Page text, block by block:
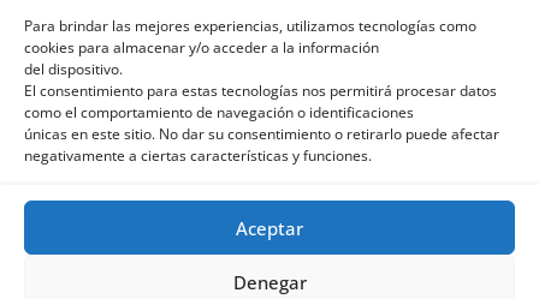
Para brindar las mejores experiencias, utilizamos tecnologías como
cookies para almacenar y/o acceder a la información
del dispositivo.
El consentimiento para estas tecnologías nos permitirá procesar datos
como el comportamiento de navegación o identificaciones
únicas en este sitio. No dar su consentimiento o retirarlo puede afectar
negativamente a ciertas características y funciones.
Aceptar
Denegar